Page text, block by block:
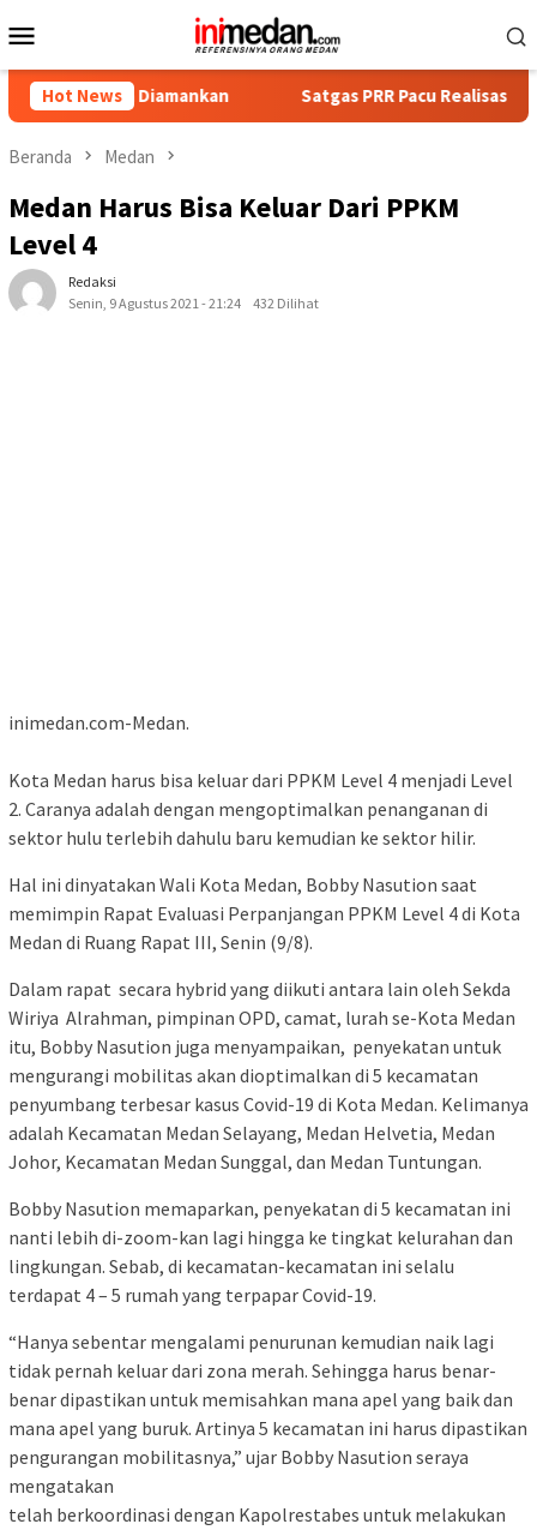
ke
Mobile
Hot News
Diamankan Satgas PRR Pacu Realisasi Tambahan
Beranda Medan
Medan Harus Bisa Keluar Dari PPKM
Level 4
Redaksi
Senin, 9 Agustus 2021 - 21:24
432 Dilihat
inimedan.com-Medan.
Kota Medan harus bisa keluar dari PPKM Level 4 menjadi Level
2. Caranya adalah dengan mengoptimalkan penanganan di
sektor hulu terlebih dahulu baru kemudian ke sektor hilir.
Hal ini dinyatakan Wali Kota Medan, Bobby Nasution saat
memimpin Rapat Evaluasi Perpanjangan PPKM Level 4 di Kota
Medan di Ruang Rapat III, Senin (9/8).
Dalam rapat secara hybrid yang diikuti antara lain oleh Sekda
Wiriya Alrahman, pimpinan OPD, camat, lurah se-Kota Medan
itu, Bobby Nasution juga menyampaikan, penyekatan untuk
mengurangi mobilitas akan dioptimalkan di 5 kecamatan
penyumbang terbesar kasus Covid-19 di Kota Medan. Kelimanya
adalah Kecamatan Medan Selayang, Medan Helvetia, Medan
Johor, Kecamatan Medan Sunggal, dan Medan Tuntungan.
Bobby Nasution memaparkan, penyekatan di 5 kecamatan ini
nanti lebih di-zoom-kan lagi hingga ke tingkat kelurahan dan
lingkungan. Sebab, di kecamatan-kecamatan ini selalu
terdapat 4 – 5 rumah yang terpapar Covid-19.
“Hanya sebentar mengalami penurunan kemudian naik lagi
tidak pernah keluar dari zona merah. Sehingga harus benar-
benar dipastikan untuk memisahkan mana apel yang baik dan
mana apel yang buruk. Artinya 5 kecamatan ini harus dipastikan
pengurangan mobilitasnya,” ujar Bobby Nasution seraya
mengatakan
telah berkoordinasi dengan Kapolrestabes untuk melakukan